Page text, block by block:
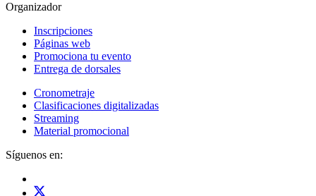
Organizador
Inscripciones
Páginas web
Promociona tu evento
Entrega de dorsales
Cronometraje
Clasificaciones digitalizadas
Streaming
Material promocional
Síguenos en: